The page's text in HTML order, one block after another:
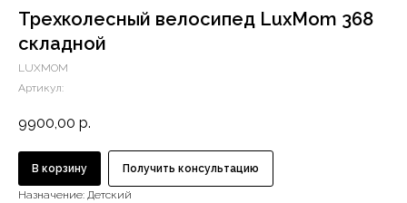
Трехколесный велосипед LuxMom 368
складной
LUXMOM
Артикул:
9900,00 р.
В корзину Получить консультацию
Назначение: Детский